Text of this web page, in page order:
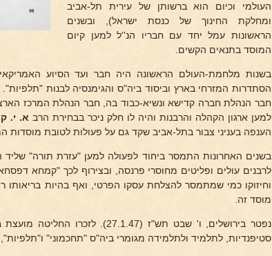
העולמי וכיום הוא ברשותן של עירית תל-אביב
ומחלקת החינוך של כנסת ישראל), ובשנים
הראשונות עמל יחד עם חבריו הנ''ל למען קיום
המוסד בתנאים הקשים.
בשנות מלחמת-העולם הראשונה היה חבר ועד הסיוע
הסתדרות המזרחי בארץ וביסוד ביה"ס והגימנסיה לבנות
חבר הנהלת חברה קדישא ונשיא-כבוד בה, חבר הנהלת המרכז
למען ארגון הקהלה והרבנות והיה לו חלק ניכר בבחירת הרב א. י.
הענפה בעניני צבור בתל-אביב שקד גם על פעולות לטובת מוסדות
בשנים האחרונות התמסר ביחוד לפעולה למען "עזרת תורה"
לרבנים עולים ופליטים מחוסרי פרנסה, ובצירוף לכך "קמחא
וחיזוקו כמי שמתמסר להצלחת עסקו הפרטי, ואף בהיות בריאותו
מוסד זה.
נפטר בירושלים, ו' שבט תש"ז
סטיפנדיות, לתלמיד ולתלמידה מגומרי ביה"ס "תחכמוני" ו"תלפיות",